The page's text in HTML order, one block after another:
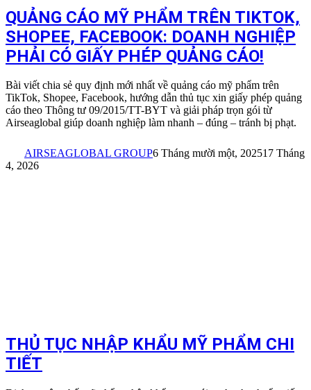
QUẢNG CÁO MỸ PHẨM TRÊN TIKTOK,
SHOPEE, FACEBOOK: DOANH NGHIỆP
PHẢI CÓ GIẤY PHÉP QUẢNG CÁO!
Bài viết chia sẻ quy định mới nhất về quảng cáo mỹ phẩm trên
TikTok, Shopee, Facebook, hướng dẫn thủ tục xin giấy phép quảng
cáo theo Thông tư 09/2015/TT-BYT và giải pháp trọn gói từ
Airseaglobal giúp doanh nghiệp làm nhanh – đúng – tránh bị phạt.
AIRSEAGLOBAL GROUP6 Tháng mười một, 202517 Tháng
4, 2026
THỦ TỤC NHẬP KHẨU MỸ PHẨM CHI
TIẾT